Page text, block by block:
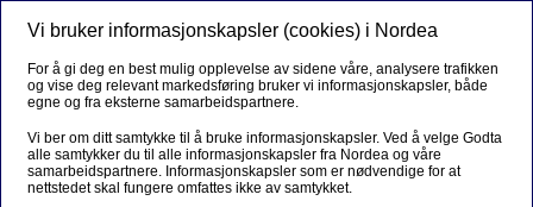
Vi bruker informasjonskapsler (cookies) i Nordea
For å gi deg en best mulig opplevelse av sidene våre, analysere trafikken
og vise deg relevant markedsføring bruker vi informasjonskapsler, både
egne og fra eksterne samarbeidspartnere.
Vi ber om ditt samtykke til å bruke informasjonskapsler. Ved å velge Godta
alle samtykker du til alle informasjonskapsler fra Nordea og våre
samarbeidspartnere. Informasjonskapsler som er nødvendige for at
nettstedet skal fungere omfattes ikke av samtykket.